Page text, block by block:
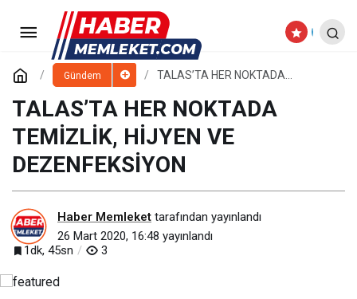
Gündem
TALAS’TA HER NOKTADA
DEZENFEKSİYON
TALAS’TA HER NOKTADA
TEMİZLİK, HİJYEN VE
DEZENFEKSİYON
Haber Memleket tarafından yayınlandı
26 Mart 2020, 16:48 yayınlandı
1dk, 45sn
3
DEVLETİN ŞEFKAT ELİNİ
VATANDAŞLARIMIZA DAHA FAZLA
YANSITIYORUZ
Yorum Yap